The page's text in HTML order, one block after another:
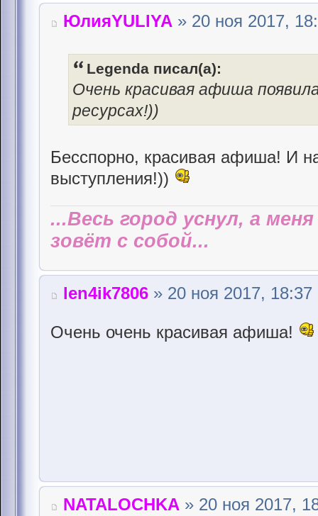
ЮлияYULIYA » 20 ноя 2017,
Legenda писал(а):
Очень красивая афиша
ресурсах!))
Бесспорно, красивая афиша! И
выступления!))
...Весь город уснул, а
зовёт с собой...
len4ik7806 » 20 ноя 2017, 18:37
Очень очень красивая афиша!
NATALOCHKA » 20 ноя 2017,